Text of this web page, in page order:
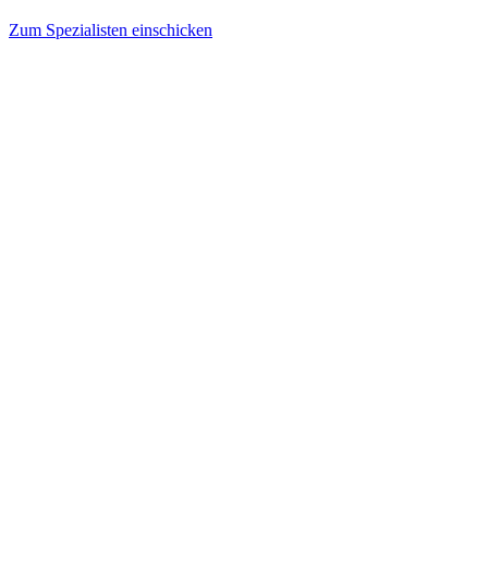
Zum Spezialisten einschicken